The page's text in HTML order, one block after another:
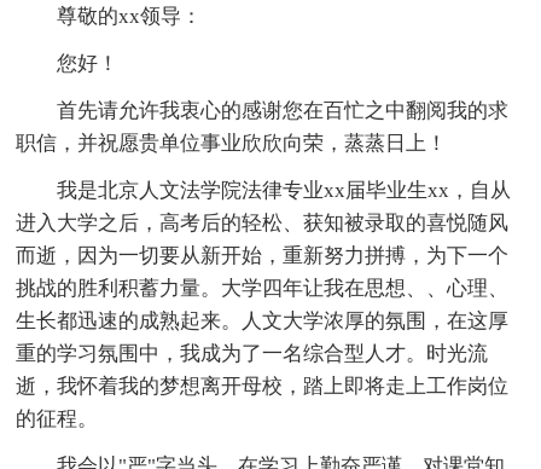
尊敬的xx领导：
您好！
首先请允许我衷心的感谢您在百忙之中翻阅我的求
职信，并祝愿贵单位事业欣欣向荣，蒸蒸日上！
我是北京人文法学院法律专业xx届毕业生xx，自从
进入大学之后，高考后的轻松、获知被录取的喜悦随风
而逝，因为一切要从新开始，重新努力拼搏，为下一个
挑战的胜利积蓄力量。大学四年让我在思想、、心理、
生长都迅速的成熟起来。人文大学浓厚的氛围，在这厚
重的学习氛围中，我成为了一名综合型人才。时光流
逝，我怀着我的梦想离开母校，踏上即将走上工作岗位
的征程。